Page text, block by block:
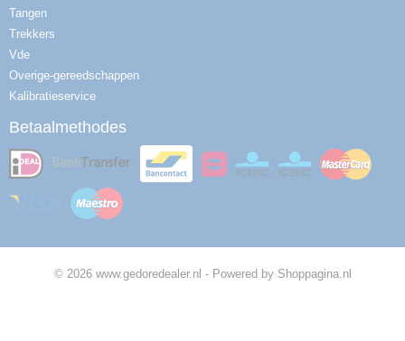
Tangen
Trekkers
Vde
Overige-gereedschappen
Kalibratieservice
Betaalmethodes
© 2026 www.gedoredealer.nl - Powered by Shoppagina.nl